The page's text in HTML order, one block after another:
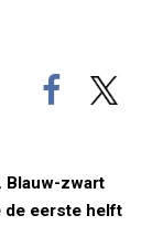
Blauw-zwart
de eerste helft